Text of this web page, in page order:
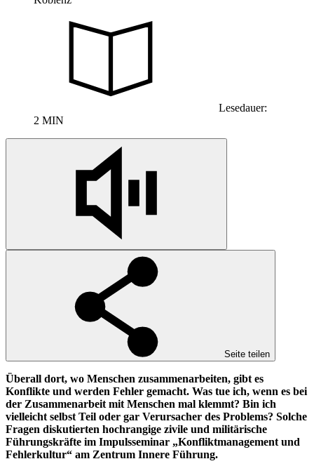
Lesedauer:
2 MIN
Seite teilen
Überall dort, wo Menschen zusammenarbeiten, gibt es
Konflikte und werden Fehler gemacht. Was tue ich, wenn es bei
der Zusammenarbeit mit Menschen mal klemmt? Bin ich
vielleicht selbst Teil oder gar Verursacher des Problems? Solche
Fragen diskutierten hochrangige zivile und militärische
Führungskräfte im Impulsseminar „Konfliktmanagement und
Fehlerkultur“ am Zentrum Innere Führung.